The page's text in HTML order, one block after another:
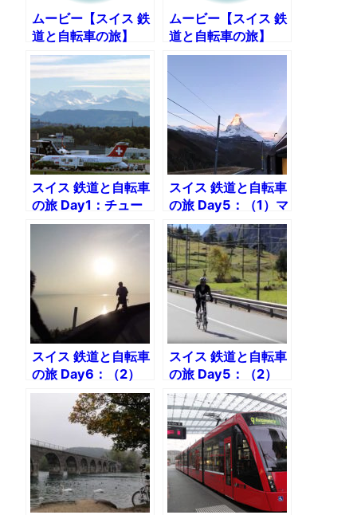
ムービー【スイス 鉄
道と自転車の旅】
DAY7:時計の街ラシ
ョードフォンへ
ムービー【スイス 鉄
道と自転車の旅】
DAY8:その１ 峠を越
スイス 鉄道と自転車
の旅 Day1：チュー
リヒからサン・モリ
ッツへ200kmの鉄
スイス 鉄道と自転車
の旅 Day5：（1）マ
ッターホルンの頂を
3,000mから展望
スイス 鉄道と自転車
の旅 Day6：（2）
ローザンヌへ130km
モントルー〜ローザ
スイス 鉄道と自転車
の旅 Day5：（2）
ツェルマットからフ
ィスプまで40kmダ
ウンヒル